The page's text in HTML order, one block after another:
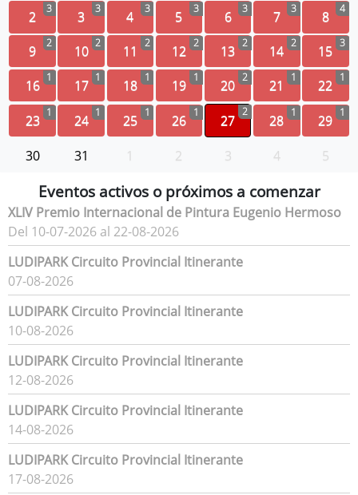
2 3 3 3 4 3 5 3 6 3 7 3 8 4
9 2 10 2 11 2 12 2 13 2 14 2 15 3
16 1 17 1 18 1 19 1 20 2 21 1 22 1
23 1 24 1 25 1 26 1 27
2
28 1 29 1
30 31 1 2 3 4 5
Eventos activos o próximos a comenzar
XLIV Premio Internacional de Pintura Eugenio Hermoso
Del 10-07-2026 al 22-08-2026
LUDIPARK Circuito Provincial Itinerante
07-08-2026
LUDIPARK Circuito Provincial Itinerante
10-08-2026
LUDIPARK Circuito Provincial Itinerante
12-08-2026
LUDIPARK Circuito Provincial Itinerante
14-08-2026
LUDIPARK Circuito Provincial Itinerante
17-08-2026